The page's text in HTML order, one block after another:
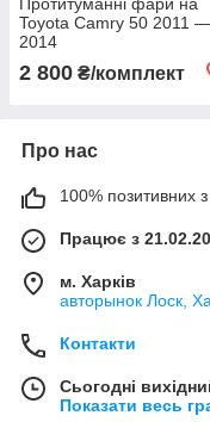
Toyota Camry 50 2011 —
2014
2 800 ₴/комплект
Про нас
100% позитивних з
Працює з
м. Харків
авторынок Лоск,
Контакти
Сьогодні
Показати весь